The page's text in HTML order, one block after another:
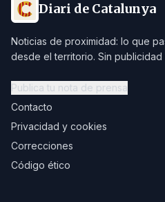
Diari de Catalunya
Noticias de proximidad: lo que
desde el territorio. Sin publicidad
Publica tu nota de prensa
Contacto
Privacidad y cookies
Correcciones
Código ético